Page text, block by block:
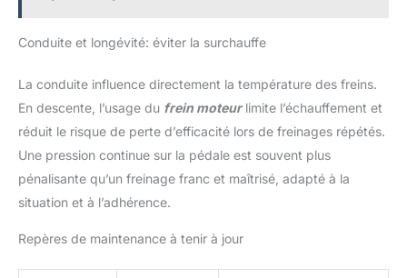
Conduite et longévité: éviter la surchauffe
La conduite influence directement la température des freins.
En descente, l’usage du frein moteurlimite l’échauffement et
réduit le risque de perte d’efficacité lors de freinages répétés.
Une pression continue sur la pédale est souvent plus
pénalisante qu’un freinage franc et maîtrisé, adapté à la
situation et à l’adhérence.
Repères de maintenance à tenir à jour